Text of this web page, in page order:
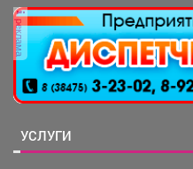
реклама
УСЛУГИ